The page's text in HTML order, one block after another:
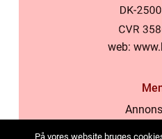
web:
På vores website bruges